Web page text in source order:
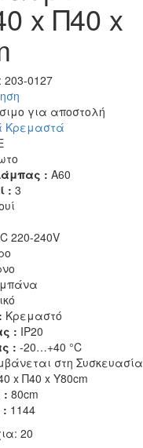
x Π40 x
203-0127
για αποστολή
Κρεμαστά
: A60
: 3
220-240V
Κρεμαστό
: IP20
: -20…+40 °C
στη Συσκευασία
x Π40 x Υ80cm
: 80cm
: 1144
20